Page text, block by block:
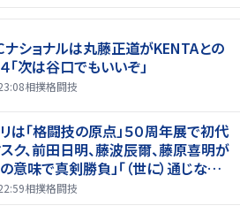
ナショナルは丸藤正道がKENTAとの
「次は谷口でもいいぞ」
相撲格闘技
は「格闘技の原点」５０周年展で初代
ク、前田日明、藤波辰爾、藤原喜明が
意味で真剣勝負」「（世に）通じない
相撲格闘技